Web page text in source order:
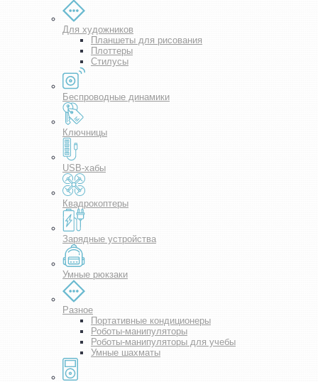
Для художников
Планшеты для рисования
Плоттеры
Стилусы
Беспроводные динамики
Ключницы
USB-хабы
Квадрокоптеры
Зарядные устройства
Умные рюкзаки
Разное
Портативные кондиционеры
Роботы-манипуляторы
Роботы-манипуляторы для учебы
Умные шахматы